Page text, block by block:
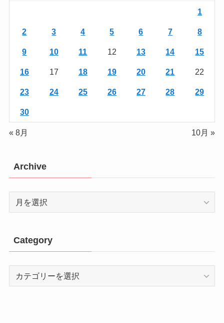
1
2 3 4 5 6 7 8
9 10 11 12 13 14 15
16 17 18 19 20 21 22
23 24 25 26 27 28 29
30
« 8月 10月 »
Archive
Archive
Category
Category